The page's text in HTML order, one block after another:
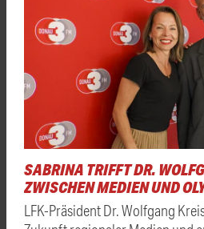
SABRINA TRIFFT DR.
ZWISCHEN MEDIEN UND
LFK-Präsident Dr. Wolfgang